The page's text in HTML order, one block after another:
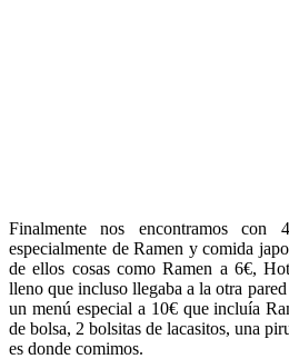
Finalmente nos encontramos con
especialmente de Ramen y comida
de ellos cosas como Ramen a 6€,
lleno que incluso llegaba a la otra
un menú especial a 10€ que incluía
de bolsa, 2 bolsitas de lacasitos, una
es donde comimos.